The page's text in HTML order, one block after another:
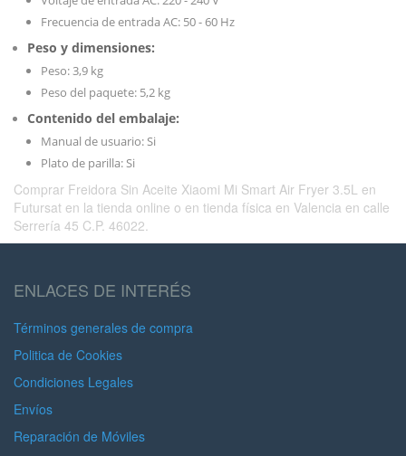
Frecuencia de entrada AC: 50 - 60 Hz
Peso y dimensiones:
Peso: 3,9 kg
Peso del paquete: 5,2 kg
Contenido del embalaje:
Manual de usuario: Si
Plato de parilla: Si
Comprar Freidora Sin Aceite Xiaomi Mi Smart Air Fryer 3.5L en
Futursat en la tienda online o en tienda física en Valencia en calle
Serrería 45 C.P. 46022.
ENLACES DE INTERÉS
Términos generales de compra
Politica de Cookies
Condiciones Legales
Envíos
Reparación de Móviles